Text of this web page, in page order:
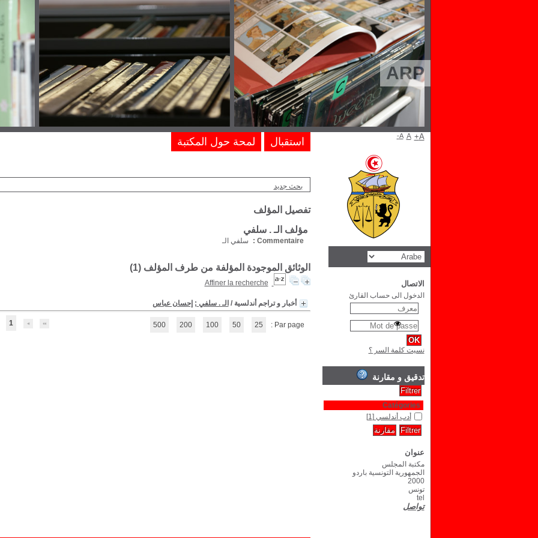
ARP
بحث جديد
تفصيل المؤلف
مؤلف الـ . سلفي
Commentaire : سلفي الـ
الوثائق الموجودة المؤلفة من طرف المؤلف (1
)
Affiner la recherche
أخبار و تراجم أندلسية / الـ . سلفي ; إحسان عباس
1 Par page :
25
50
100
200
500
استقبال لمحة حول المكتبة A- A A+
الاتصال
الدخول الى حساب القارئ
نسيت كلمة السر ؟
تدقيق و مقارنة
Catégories
أدب أندلسي [1]
عنوان
مكتبة المجلس
الجمهورية التونسية باردو
2000
تونس
tel
تواصل